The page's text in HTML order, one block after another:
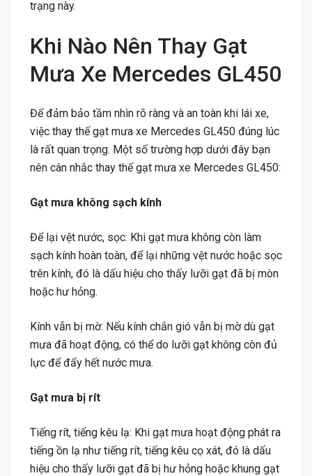
trạng này.
Khi Nào Nên Thay Gạt
Mưa Xe Mercedes GL450
Để đảm bảo tầm nhìn rõ ràng và an toàn khi lái xe,
việc thay thế gạt mưa xe Mercedes GL450 đúng lúc
là rất quan trọng. Một số trường hợp dưới đây bạn
nên cân nhắc thay thế gạt mưa xe Mercedes GL450:
Gạt mưa không sạch kính
Để lại vệt nước, sọc: Khi gạt mưa không còn làm
sạch kính hoàn toàn, để lại những vệt nước hoặc sọc
trên kính, đó là dấu hiệu cho thấy lưỡi gạt đã bị mòn
hoặc hư hỏng.
Kính vẫn bị mờ: Nếu kính chắn gió vẫn bị mờ dù gạt
mưa đã hoạt động, có thể do lưỡi gạt không còn đủ
lực để đẩy hết nước mưa.
Gạt mưa bị rít
Tiếng rít, tiếng kêu lạ: Khi gạt mưa hoạt động phát ra
tiếng ồn lạ như tiếng rít, tiếng kêu cọ xát, đó là dấu
hiệu cho thấy lưỡi gạt đã bị hư hỏng hoặc khung gạt